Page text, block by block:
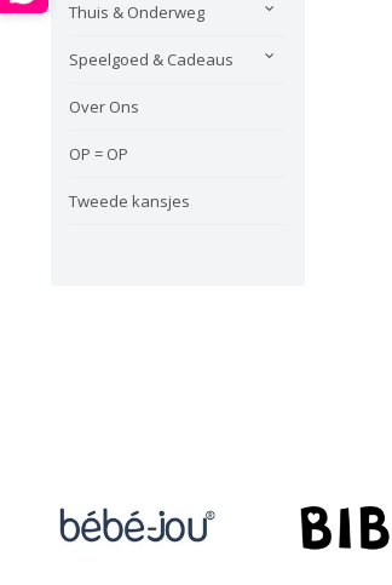
Thuis & Onderweg
Speelgoed & Cadeaus
Over Ons
OP = OP
Tweede kansjes